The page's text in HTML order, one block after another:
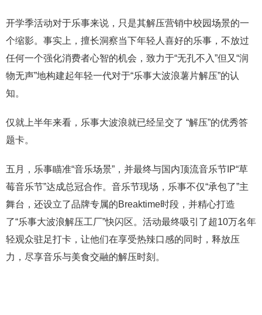
开学季活动对于乐事来说，只是其解压营销中校园场景的一
个缩影。事实上，擅长洞察当下年轻人喜好的乐事，不放过
任何一个强化消费者心智的机会，致力于“无孔不入”但又“润
物无声”地构建起年轻一代对于“乐事大波浪薯片解压”的认
知。
仅就上半年来看，乐事大波浪就已经呈交了 “解压”的优秀答
题卡。
五月，乐事瞄准“音乐场景”，并最终与国内顶流音乐节IP“草
莓音乐节”达成总冠合作。音乐节现场，乐事不仅“承包了”主
舞台，还设立了品牌专属的Breaktime时段，并精心打造
了“乐事大波浪解压工厂”快闪区。活动最终吸引了超10万名年
轻观众驻足打卡，让他们在享受热辣口感的同时，释放压
力，尽享音乐与美食交融的解压时刻。